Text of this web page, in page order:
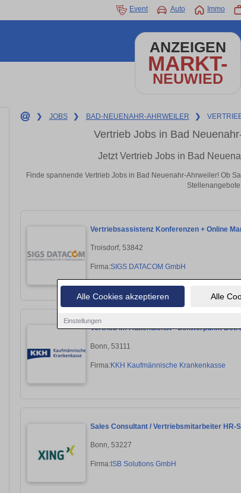
Alle Cookies akzeptieren Alle
Einstellungen
Event Auto Immo
ANZEIGEN
MARKT-
NEUWIED
❯ JOBS ❯ BAD-NEUENAHR-AHRWEILER ❯
Vertrieb Jobs in Bad
Jetzt Vertrieb Jobs in Bad
Finde spannende Vertrieb Jobs in Bad Neuenahr-Ahrweiler! Ob
Vertriebsassistenz Konferenzen + Online
Troisdorf, 53842
Firma:SIGS DATACOM GmbH
Vertrieb im Außendienst - Schwerpunkt
Bonn, 53111
Firma:KKH Kaufmännische Krankenkasse
Sales Consultant / Vertriebsmitarbeiter HR-
Bonn, 53227
Firma:ISB Solutions GmbH